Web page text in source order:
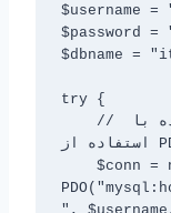
$username
$password =
$dbname =
try {
استفاده از PDO